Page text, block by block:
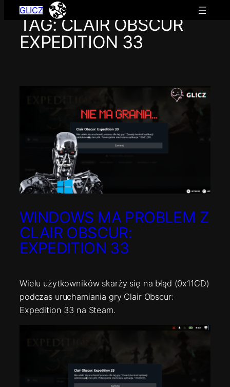
Przejdź
GLICZ
TAG:CLAIR OBSCUR
EXPEDITION 33
WINDOWS MA PROBLEM Z
CLAIR OBSCUR:
EXPEDITION 33
Wielu użytkowników skarży się na błąd (0x11CD)
podczas uruchamiania gry Clair Obscur:
Expedition 33 na Steam.